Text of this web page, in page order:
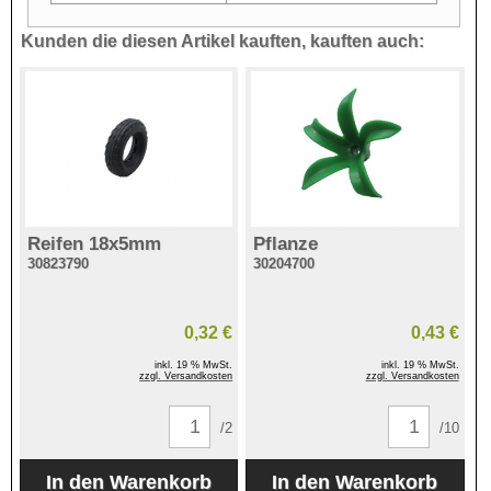
Kunden die diesen Artikel kauften, kauften auch:
Reifen 18x5mm
30823790
0,32 €
inkl. 19 % MwSt.
zzgl. Versandkosten
/2
Pflanze
30204700
0,43 €
inkl. 19 % MwSt.
zzgl. Versandkosten
/10